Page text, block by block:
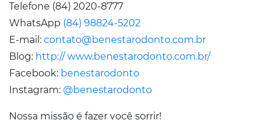
Telefone (84) 2020-8777
WhatsApp (84) 98824-5202
E-mail: contato@benestarodonto.com.br
Blog: http:// www.benestarodonto.com.br/
Facebook: benestarodonto
Instagram: @benestarodonto
Nossa missão é fazer você sorrir!